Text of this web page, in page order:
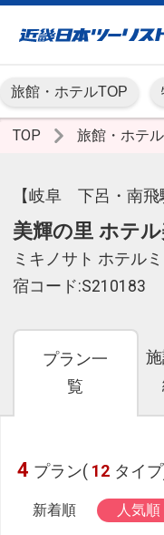
旅館・ホテルTOP
TOP 旅館・ホテ
【岐阜 下呂・南飛
美輝の里 ホテ
ミキノサト ホテル
宿コード:S210183
プラン一
覧
4 プラン( 12 タイ
新着順 人気順